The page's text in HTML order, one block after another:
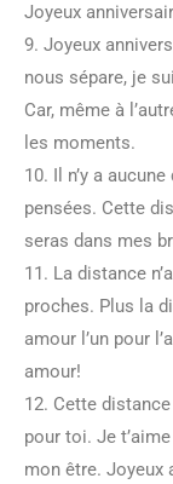
Joyeux
9. Joyeux
nous sépare, je
Car, même à
les moments.
10. Il n’y a
pensées. Cette
seras dans mes
11. La distance
proches. Plus la
amour l’un pour
amour!
12. Cette
pour toi. Je
mon être. Joyeux